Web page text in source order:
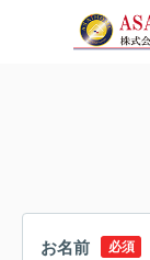
お名前 必須